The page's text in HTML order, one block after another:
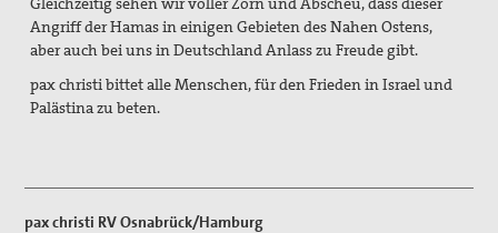
Angriff der Hamas in einigen Gebieten des Nahen Ostens,
aber auch bei uns in Deutschland Anlass zu Freude gibt.
pax christi bittet alle Menschen, für den Frieden in Israel und
Palästina zu beten.
pax christi RV Osnabrück/Hamburg